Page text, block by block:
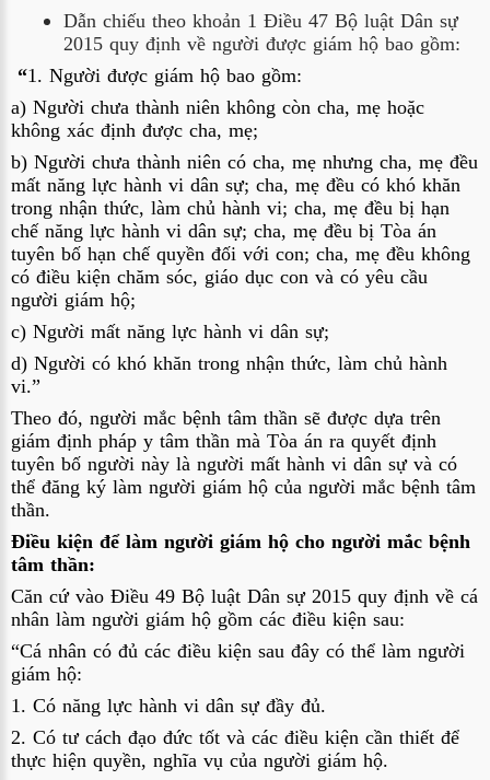
Dẫn chiếu theo khoản 1 Điều 47 Bộ luật Dân sự
2015 quy định về người được giám hộ bao gồm:
“1. Người được giám hộ bao gồm:
a) Người chưa thành niên không còn cha, mẹ hoặc
không xác định được cha, mẹ;
b) Người chưa thành niên có cha, mẹ nhưng cha, mẹ đều
mất năng lực hành vi dân sự; cha, mẹ đều có khó khăn
trong nhận thức, làm chủ hành vi; cha, mẹ đều bị hạn
chế năng lực hành vi dân sự; cha, mẹ đều bị Tòa án
tuyên bố hạn chế quyền đối với con; cha, mẹ đều không
có điều kiện chăm sóc, giáo dục con và có yêu cầu
người giám hộ;
c) Người mất năng lực hành vi dân sự;
d) Người có khó khăn trong nhận thức, làm chủ hành
vi.”
Theo đó, người mắc bệnh tâm thần sẽ được dựa trên
giám định pháp y tâm thần mà Tòa án ra quyết định
tuyên bố người này là người mất hành vi dân sự và có
thể đăng ký làm người giám hộ của người mắc bệnh tâm
thần.
Điều kiện để làm người giám hộ cho người mắc bệnh
tâm thần:
Căn cứ vào Điều 49 Bộ luật Dân sự 2015 quy định về cá
nhân làm người giám hộ gồm các điều kiện sau:
“Cá nhân có đủ các điều kiện sau đây có thể làm người
giám hộ:
1. Có năng lực hành vi dân sự đầy đủ.
2. Có tư cách đạo đức tốt và các điều kiện cần thiết để
thực hiện quyền, nghĩa vụ của người giám hộ.